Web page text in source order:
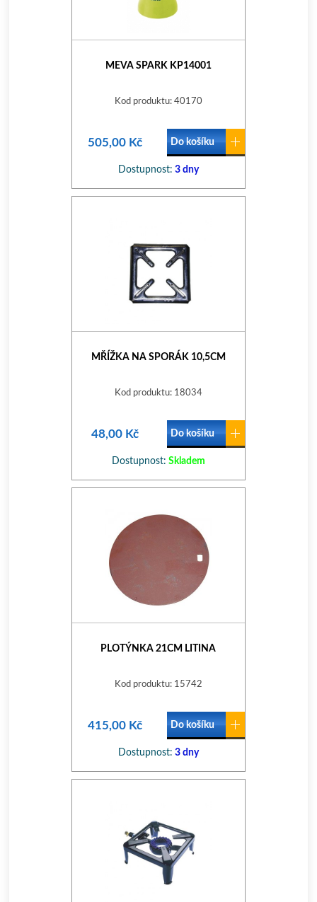
MEVA SPARK KP14001
Kod produktu: 40170
505,00 Kč Do košíku
Dostupnost: 3 dny
MŘÍŽKA NA SPORÁK 10,5CM
Kod produktu: 18034
48,00 Kč Do košíku
Dostupnost: Skladem
PLOTÝNKA 21CM LITINA
Kod produktu: 15742
415,00 Kč Do košíku
Dostupnost: 3 dny